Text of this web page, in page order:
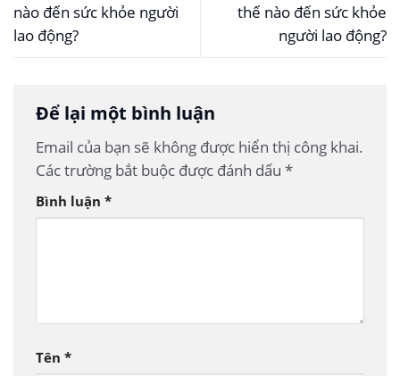
nào đến sức khỏe người
lao động?
thế nào đến sức khỏe
người lao động?
Để lại một bình luận
Email của bạn sẽ không được hiển thị công khai.
Các trường bắt buộc được đánh dấu *
Bình luận *
Tên *